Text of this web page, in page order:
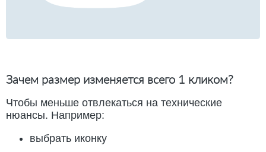
Зачем размер изменяется всего 1 кликом?
Чтобы меньше отвлекаться на технические
нюансы. Например:
выбрать иконку